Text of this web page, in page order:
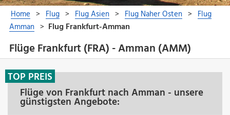
Flüge Frankfurt (FRA) - Amman (AMM)
Flüge von Frankfurt nach Amman - unsere
günstigsten Angebote:
TOP PREIS